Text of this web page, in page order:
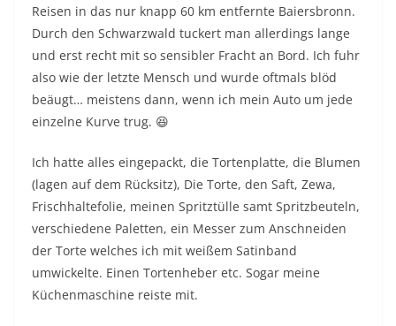
Reisen in das nur knapp 60 km entfernte Baiersbronn.
Durch den Schwarzwald tuckert man allerdings lange
und erst recht mit so sensibler Fracht an Bord. Ich fuhr
also wie der letzte Mensch und wurde oftmals blöd
beäugt… meistens dann, wenn ich mein Auto um jede
einzelne Kurve trug. 😆
Ich hatte alles eingepackt, die Tortenplatte, die Blumen
(lagen auf dem Rücksitz), Die Torte, den Saft, Zewa,
Frischhaltefolie, meinen Spritztülle samt Spritzbeuteln,
verschiedene Paletten, ein Messer zum Anschneiden
der Torte welches ich mit weißem Satinband
umwickelte. Einen Tortenheber etc. Sogar meine
Küchenmaschine reiste mit.